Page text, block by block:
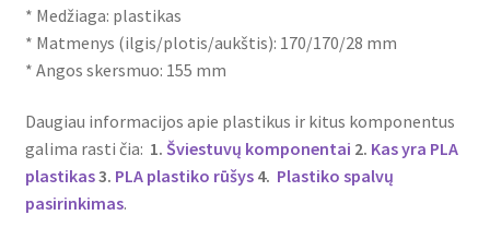
* Medžiaga: plastikas
* Matmenys (ilgis/plotis/aukštis): 170/170/28 mm
* Angos skersmuo: 155 mm
Daugiau informacijos apie plastikus ir kitus komponentus
galima rasti čia: 1. Šviestuvų komponentai 2. Kas yra PLA
plastikas3. PLA plastiko rūšys4. Plastiko spalvų
pasirinkimas.